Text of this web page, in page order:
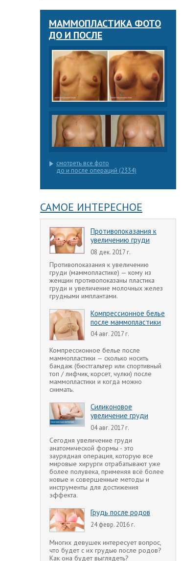
МАММОПЛАСТИКА ФОТО
ДО И ПОСЛЕ
смотреть все фото
до и после операций (2334)
САМОЕ ИНТЕРЕСНОЕ
Противопоказания к
увеличению груди
08 дек. 2017 г.
Противопоказания к увеличению
груди (маммопластике) — кому из
женщин противопоказаны пластика
груди и увеличение молочных желез
грудными имплантами.
Компрессионное белье
после маммопластики
04 авг. 2017 г.
Компрессионное белье после
маммопластики — сколько носить
бандаж (бюстгальтер или спортивный
топ / лифчик, корсет, чулки) после
маммопластики и когда можно
снимать.
Силиконовое
увеличение груди
04 авг. 2017 г.
Сегодня увеличение груди
анатомической формы - это
заурядная операция, которую все
мировые хирурги отрабатывают уже
более полувека, применяя всё более
новые и совершенные методы и
инструменты для достижения
эффекта.
Грудь после родов
24 февр. 2016 г.
Многих девушек интересует вопрос,
что будет с их грудью после родов?
Как она будет выглядеть?